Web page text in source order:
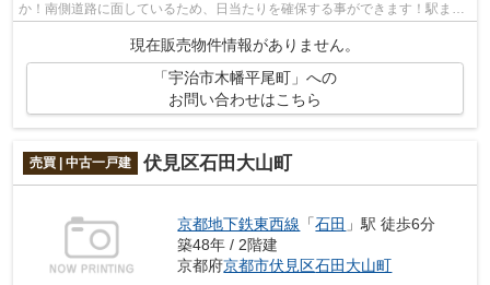
か！南側道路に面しているため、日当たりを確保する事ができます！駅まで
現在販売物件情報がありません。
「宇治市木幡平尾町」への
お問い合わせはこちら
売買 | 中古一戸建 伏見区石田大山町
京都地下鉄東西線 「石田 」駅 徒歩6分
築48年 / 2階建
京都府京都市伏見区石田大山町